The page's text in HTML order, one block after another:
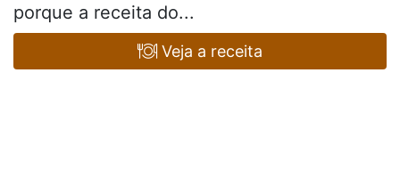
porque a receita do...
Veja a receita